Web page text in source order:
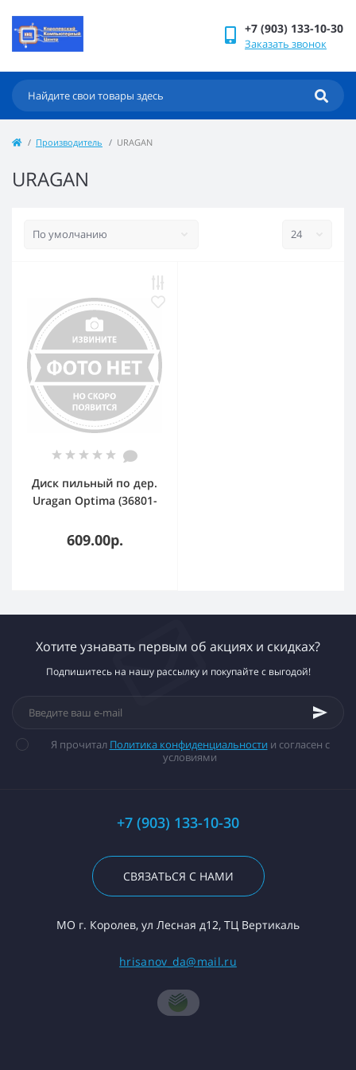
+7 (903) 133-10-30
Заказать звонок
Производитель URAGAN
URAGAN
Диск пильный по дер.
Uragan Optima (36801-
d(посад.)=20мм
(циркулярные пилы)
609.00р.
Хотите узнавать первым об акциях и скидках?
Подпишитесь на нашу рассылку и покупайте с выгодой!
Я прочитал Политика конфиденциальности и согласен с
условиями
+7 (903) 133-10-30
СВЯЗАТЬСЯ С НАМИ
МО г. Королев, ул Лесная д12, ТЦ Вертикаль
hrisanov_da@mail.ru